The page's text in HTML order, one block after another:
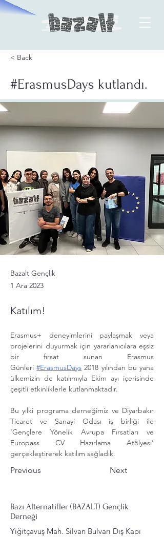
< Back
#ErasmusDays kutlandı.
Bazalt Gençlik
1 Ara 2023
Katılım!
Erasmus+ deneyimlerini paylaşmak veya
projelerini duyurmak için yararlanıcılara eşsiz
bir fırsat sunan Erasmus
Günleri #ErasmusDays 2018 yılından bu yana
ülkemizin de katılımıyla Ekim ayı içerisinde
çeşitli etkinliklerle kutlanmaktadır.
Bu yılki programa derneğimiz ve Diyarbakır
Ticaret ve Sanayi Odası iş birliği ile
‘Gençlere Yönelik Avrupa Fırsatları ve
Europass CV Hazırlama Atölyesi’
gerçekleştirerek katılım sağladık.
Previous Next
Bazı Alternatifler (BAZALT) Gençlik
Derneği
Yiğitçavuş Mah. Silvan Bulvarı Dış Kapı